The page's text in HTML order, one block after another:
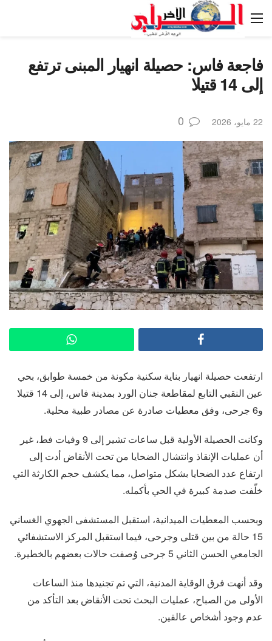
فاجعة فاس: حصيلة انهيار المبنى ترتفع
إلى 14 قتيلا
22 مايو، 2026 0
ارتفعت حصيلة انهيار بناية سكنية مكونة من خمسة طوابق، بحي
عين النقبي التابع لمقاطعة جنان الورد بمدينة فاس، إلى 14 قتيلا
و6 جرحى، وفق معطيات صادرة عن مصادر طبية محلية.
وكانت الحصيلة الأولية قبل ساعات تشير إلى 9 وفيات فط، غير
أن عمليات الإنقاذ وانتشال الضحايا من تحت الأنقاض أدت إلى
ارتفاع عدد الضحايا بشكل متواصل، مما يكشف حجم الكارثة التي
خلّفت صدمة كبيرة في الحي بأكمله.
وبحسب المعطيات الميدانية، استقبل المستشفى الجهوي الغساني
15 حالة من بين قتلى وجرحى، فيما استقبل المركز الاستشفائي
الجامعي الحسن الثاني 5 جرحى وُصفت حالات بعضهم بالخطيرة.
وقد أنهت فرق الوقاية المدنية، التي تم تجنيدها منذ الساعات
الأولى من الصباح، عمليات البحث تحت الأنقاض بعد التأكد من
عدم وجود أشخاص عالقين.